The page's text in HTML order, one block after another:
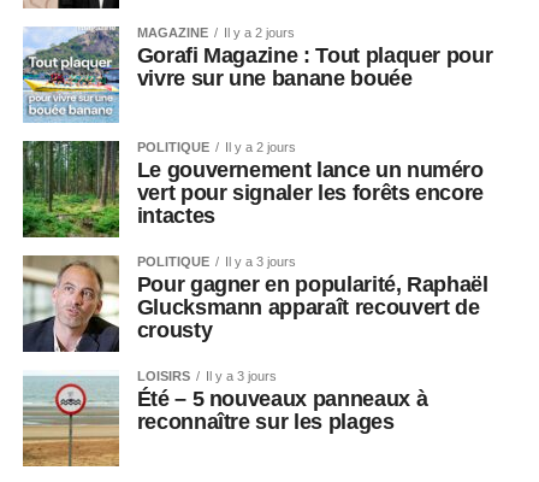
MAGAZINE Il y a 2 jours
Gorafi Magazine : Tout plaquer pour
vivre sur une banane bouée
POLITIQUE Il y a 2 jours
Le gouvernement lance un numéro
vert pour signaler les forêts encore
intactes
POLITIQUE Il y a 3 jours
Pour gagner en popularité, Raphaël
Glucksmann apparaît recouvert de
crousty
LOISIRS Il y a 3 jours
Été – 5 nouveaux panneaux à
reconnaître sur les plages